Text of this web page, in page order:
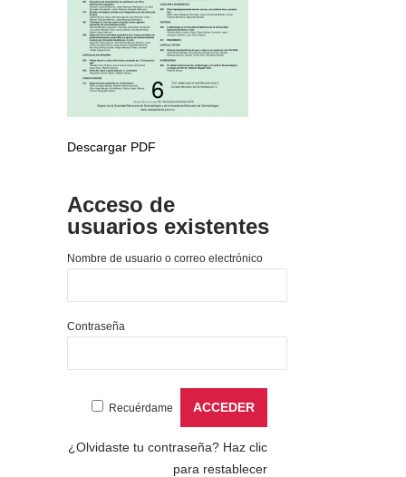
Descargar PDF
Acceso de
usuarios existentes
Nombre de usuario o correo electrónico
Contraseña
Recuérdame
¿Olvidaste tu contraseña? Haz clic
para restablecer